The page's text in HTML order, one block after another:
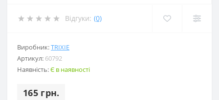
Відгуки: (0)
Виробник:TRIXIE
Артикул: 60792
Наявність:Є в наявності
165 грн.